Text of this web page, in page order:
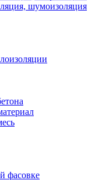
шумоизоляция
фасовке